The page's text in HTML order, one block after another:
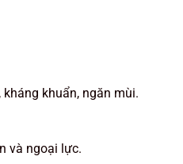
khuẩn, ngăn mùi.
và ngoại lực.